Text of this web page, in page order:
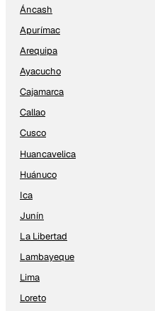
Áncash
Apurímac
Arequipa
Ayacucho
Cajamarca
Callao
Cusco
Huancavelica
Huánuco
Ica
Junín
La Libertad
Lambayeque
Lima
Loreto